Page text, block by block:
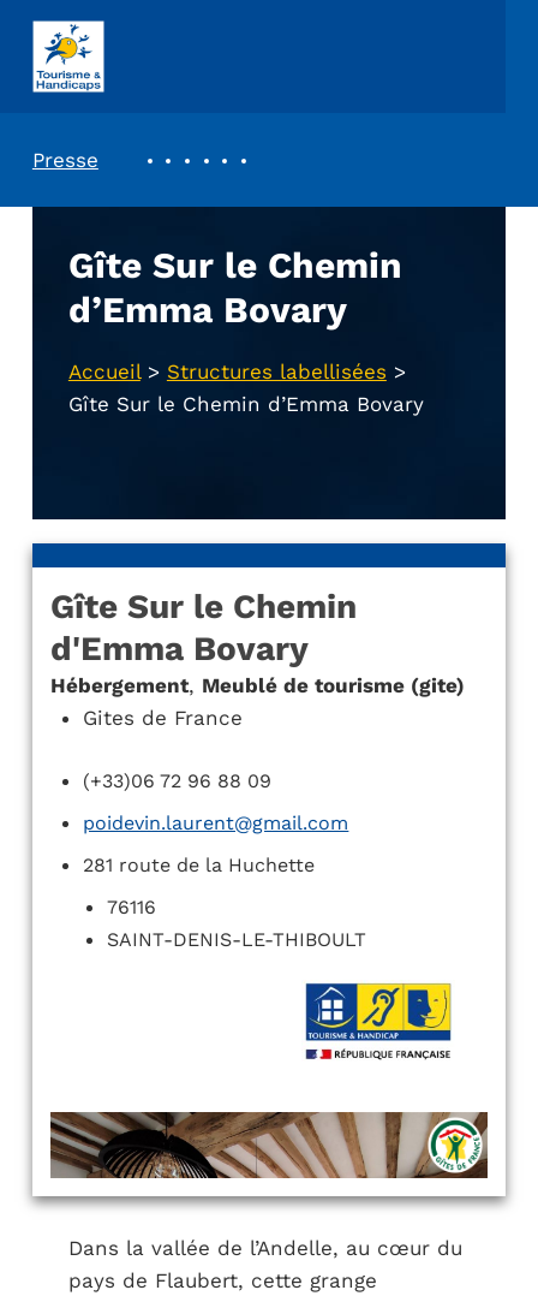
ASSOCIATION TOURISME ET HANDICAPS
Presse
Gîte Sur le Chemin
d’Emma Bovary
Accueil> Structures labellisées >
Gîte Sur le Chemin d’Emma Bovary
Gîte Sur le Chemin
d'Emma Bovary
Hébergement, Meublé de tourisme (gite)
Gites de France
(+33)06 72 96 88 09
poidevin.laurent@gmail.com
281 route de la Huchette
76116
SAINT-DENIS-LE-THIBOULT
Dans la vallée de l’Andelle, au cœur du
pays de Flaubert, cette grange